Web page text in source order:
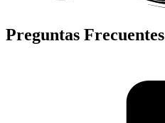
Preguntas Frecuentes